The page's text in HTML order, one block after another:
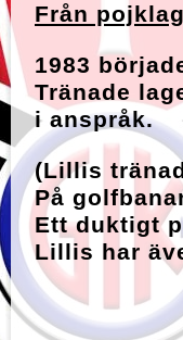
Från
1983
Tränade
i anspråk.
(Lillis
På
Ett duktigt
Lillis har